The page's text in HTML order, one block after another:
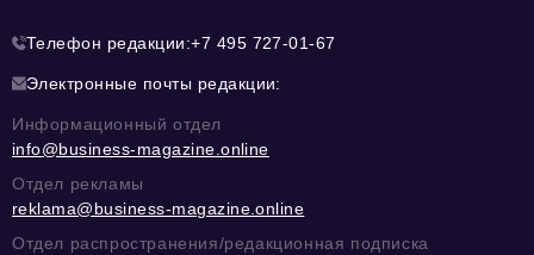
Телефон редакции:+7 495 727-01-67
Электронные почты редакции:
Информационный отдел
info@business-magazine.online
Отдел рекламы
reklama@business-magazine.online
Отдел распространения/редакционная подписка